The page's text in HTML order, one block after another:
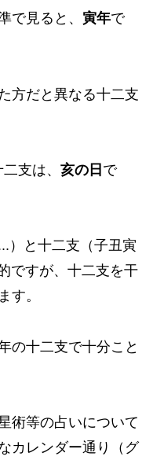
で見ると、 寅年で
方だと異なる十二支
支は、 亥の日 で
）と十二支（子丑寅
ですが、十二支を干
す。
の十二支で十分こと
術等の占いについて
カレンダー通り（グ